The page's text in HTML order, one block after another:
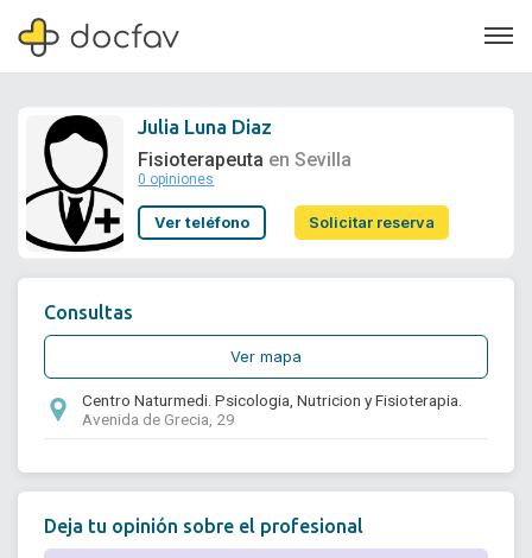
Soporte
Julia Luna Diaz
Fisioterapeuta en Sevilla
0 opiniones
Ver teléfono Solicitar reserva
Consultas
Ver mapa
Centro Naturmedi. Psicologia, Nutricion y Fisioterapia.
Avenida de Grecia, 29
Deja tu opinión sobre el profesional